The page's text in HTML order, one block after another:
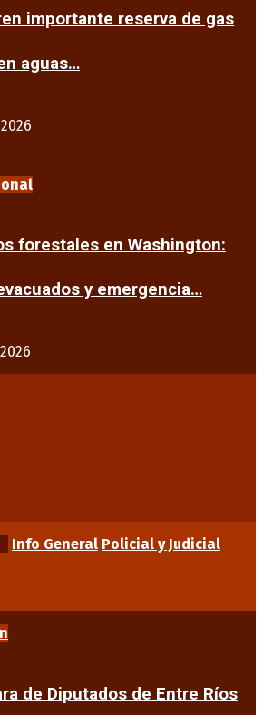
importante reserva de gas
aguas…
forestales en Washington:
y emergencia…
Info General Policial y Judicial
de Diputados de Entre Ríos